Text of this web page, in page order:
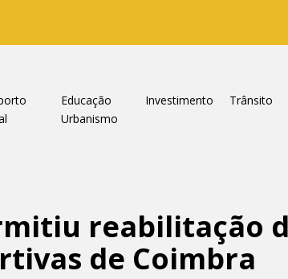
Educação Investimento
Trânsito
Urbanismo
reabilitação
de Coimbra